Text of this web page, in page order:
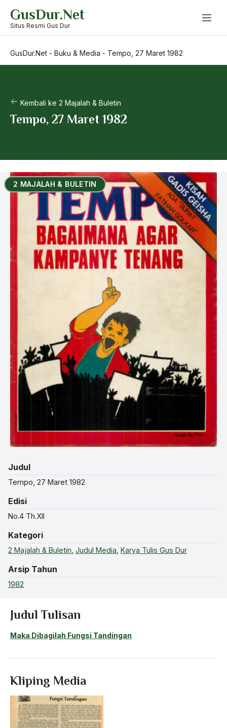
content
GusDur.Net
Situs Resmi Gus Dur
GusDur.Net - Buku & Media - Tempo, 27 Maret 1982
Kembali ke 2 Majalah & Buletin
Tempo, 27 Maret 1982
2 MAJALAH & BULETIN
Judul
Tempo, 27 Maret 1982
Edisi
No.4 Th.XII
Kategori
2 Majalah & Buletin Judul Media Karya Tulis Gus Dur
Arsip Tahun
1982
Judul Tulisan
Maka Dibagilah Fungsi Tandingan
Kliping Media